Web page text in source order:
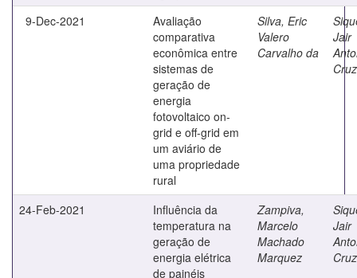
9-Dec-2021
Avaliação
comparativa
econômica entre
sistemas de
geração de
energia
fotovoltaico on-
grid e off-grid em
um aviário de
uma propriedade
rural
Silva, Eric
Valero
Carvalho da
Jair
Cruz
24-Feb-2021
Influência da
temperatura na
geração de
energia elétrica
de painéis
Zampiva,
Marcelo
Machado
Marquez
Jair
Cruz